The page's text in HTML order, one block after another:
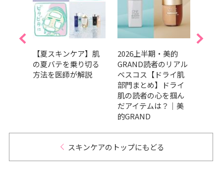
【夏スキンケア】肌
の夏バテを乗り切る
方法を医師が解説
2026上半期・美的
GRAND読者のリアル
ベスコス【ドライ肌
部門まとめ】ドライ
肌の読者の心を掴ん
だアイテムは？｜美
的GRAND
スキンケアのトップにもどる